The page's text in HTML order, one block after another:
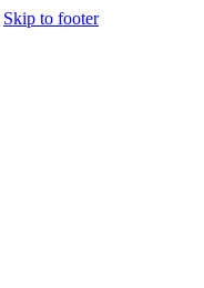
Skip to footer